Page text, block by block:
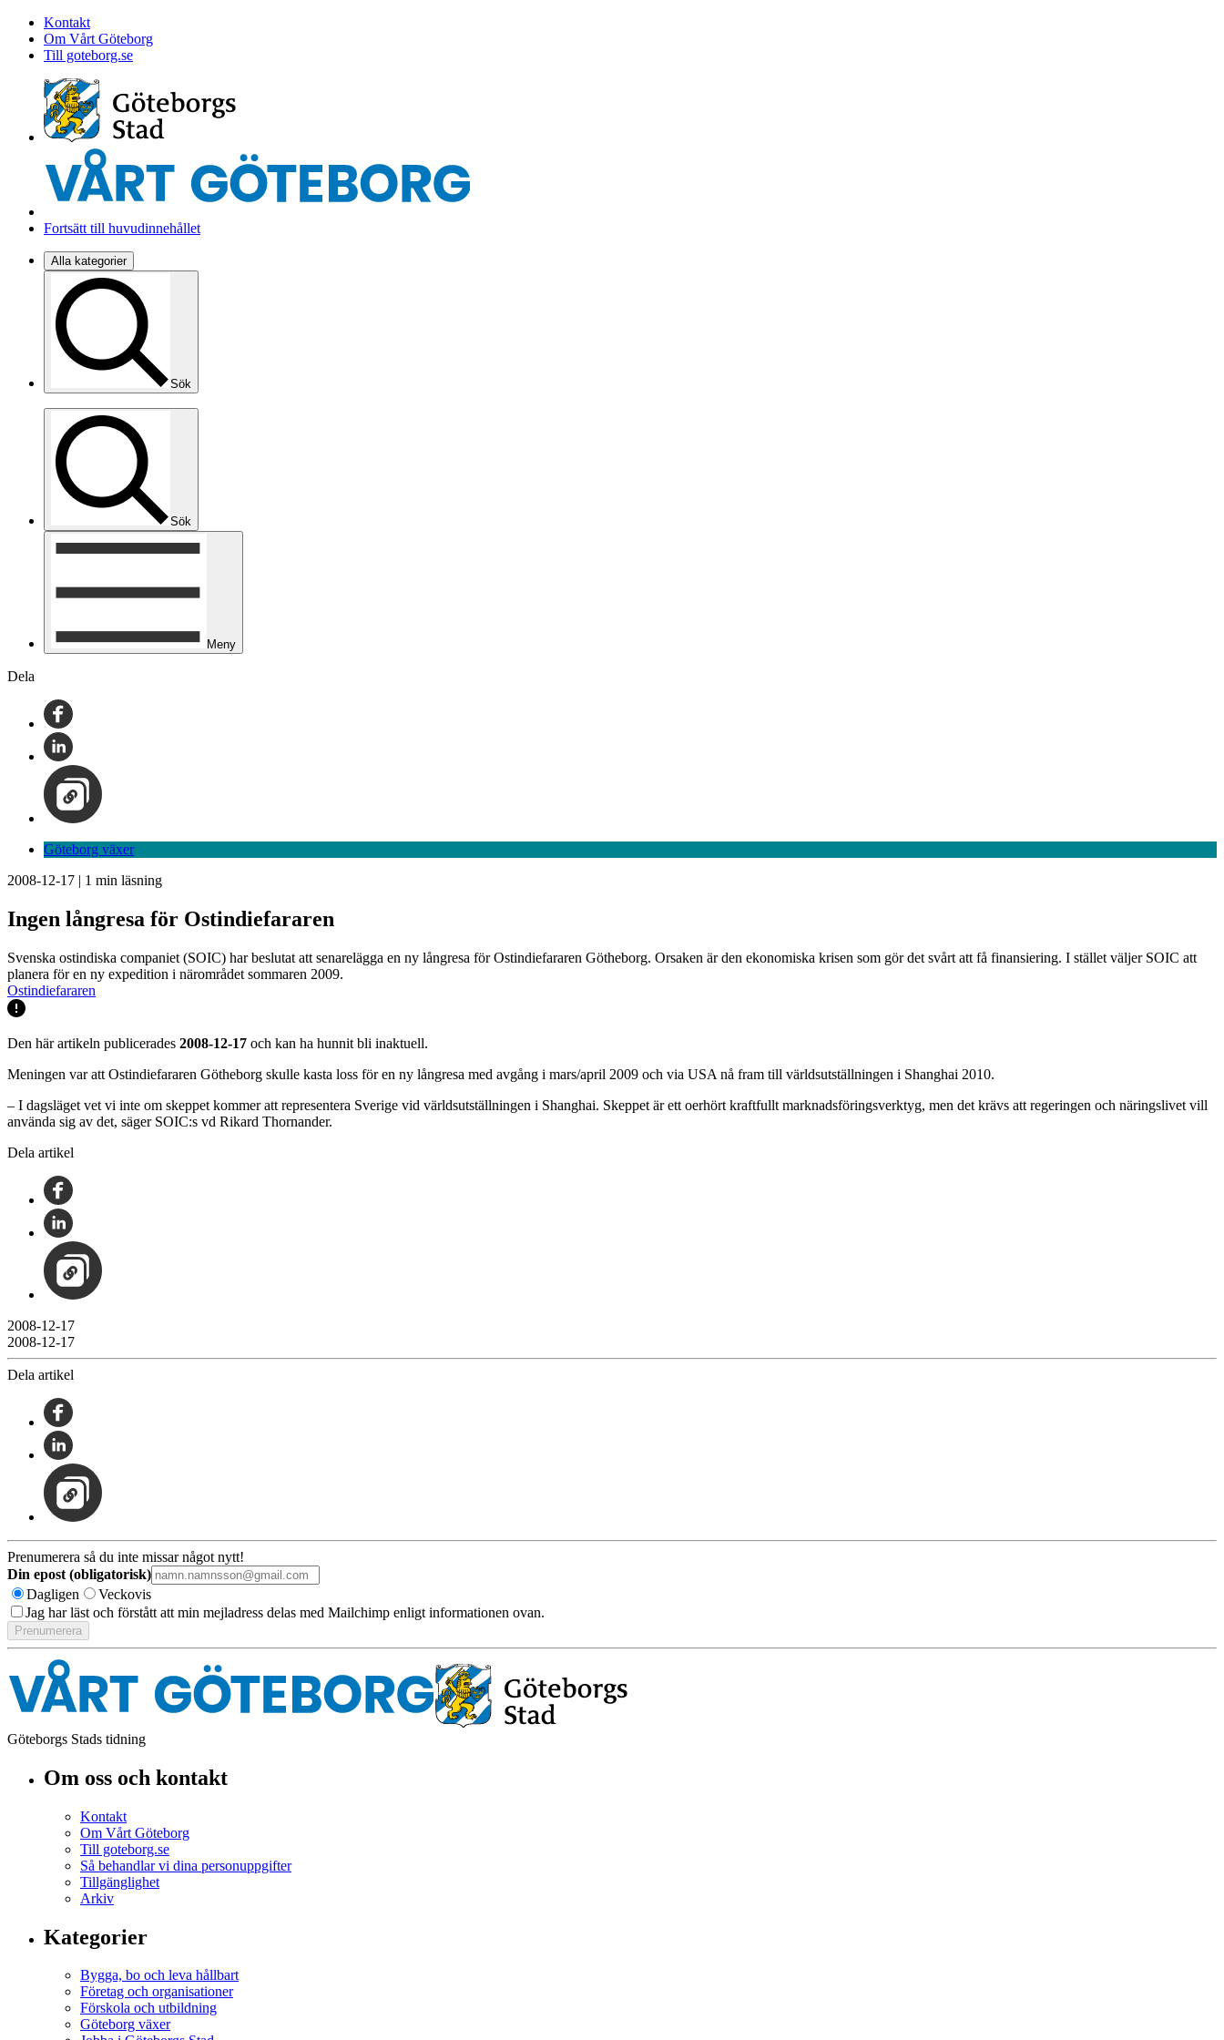
Kontakt
Om Vårt Göteborg
Till goteborg.se
Fortsätt till huvudinnehållet
Alla kategorier
Sök
Sök
Meny
Dela
Göteborg växer
2008-12-17 | 1 min läsning
Ingen långresa för Ostindiefararen
Svenska ostindiska companiet (SOIC) har beslutat att senarelägga en ny långresa för Ostindiefararen Götheborg. Orsaken är den ekonomiska krisen som gör det svårt att få finansiering. I stället väljer SOIC att
planera för en ny expedition i närområdet sommaren 2009.
Ostindiefararen
Den här artikeln publicerades 2008-12-17 och kan ha hunnit bli inaktuell.
Meningen var att Ostindiefararen Götheborg skulle kasta loss för en ny långresa med avgång i mars/april 2009 och via USA nå fram till världsutställningen i Shanghai 2010.
– I dagsläget vet vi inte om skeppet kommer att representera Sverige vid världsutställningen i Shanghai. Skeppet är ett oerhört kraftfullt marknadsföringsverktyg, men det krävs att regeringen och näringslivet vill
använda sig av det, säger SOIC:s vd Rikard Thornander.
Dela artikel
2008-12-17
2008-12-17
Dela artikel
Prenumerera så du inte missar något nytt!
Din epost (obligatorisk)
Dagligen
Veckovis
Jag har läst och förstått att min mejladress delas med Mailchimp enligt informationen ovan.
Göteborgs Stads tidning
Om oss och kontakt
Kontakt
Om Vårt Göteborg
Till goteborg.se
Så behandlar vi dina personuppgifter
Tillgänglighet
Arkiv
Kategorier
Bygga, bo och leva hållbart
Företag och organisationer
Förskola och utbildning
Göteborg växer